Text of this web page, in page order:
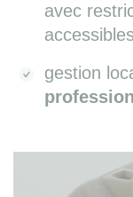
avec
gestion